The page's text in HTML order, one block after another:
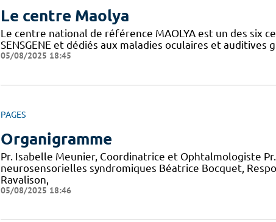
Le centre Maolya
Le centre national de référence MAOLYA est un des six
SENSGENE et dédiés aux maladies oculaires et
05/08/2025 18:45
PAGES
Organigramme
Pr. Isabelle Meunier, Coordinatrice et Ophtalmologiste
neurosensorielles syndromiques Béatrice Bocquet,
Ravalison,
05/08/2025 18:46